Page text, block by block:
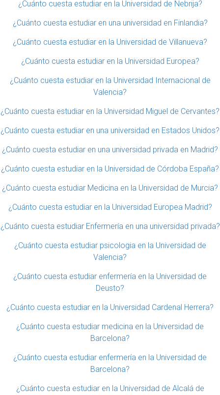
¿Cuánto cuesta estudiar en la Universidad de Nebrija?
¿Cuánto cuesta estudiar en una universidad en Finlandia?
¿Cuánto cuesta estudiar en la Universidad de Villanueva?
¿Cuánto cuesta estudiar en la Universidad Europea?
¿Cuánto cuesta estudiar en la Universidad Internacional de
Valencia?
¿Cuánto cuesta estudiar en la Universidad Miguel de Cervantes?
¿Cuánto cuesta estudiar en una universidad en Estados Unidos?
¿Cuánto cuesta estudiar en una universidad privada en Madrid?
¿Cuánto cuesta estudiar en la Universidad de Córdoba España?
¿Cuánto cuesta estudiar Medicina en la Universidad de Murcia?
¿Cuánto cuesta estudiar en la Universidad Europea Madrid?
¿Cuánto cuesta estudiar Enfermería en una universidad privada?
¿Cuánto cuesta estudiar psicologia en la Universidad de
Valencia?
¿Cuánto cuesta estudiar enfermería en la Universidad de
Deusto?
¿Cuánto cuesta estudiar en la Universidad Cardenal Herrera?
¿Cuánto cuesta estudiar medicina en la Universidad de
Barcelona?
¿Cuánto cuesta estudiar enfermería en la Universidad de
Barcelona?
¿Cuánto cuesta estudiar en la Universidad de Alcalá de